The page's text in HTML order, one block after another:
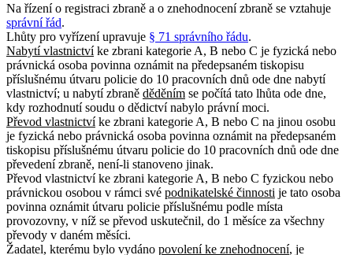
Na řízení o registraci zbraně a o znehodnocení zbraně se vztahuje
správní řád.
Lhůty pro vyřízení upravuje § 71 správního řádu.
Nabytí vlastnictvíke zbrani kategorie A, B nebo C je fyzická nebo
právnická osoba povinna oznámit na předepsaném tiskopisu
příslušnému útvaru policie do 10 pracovních dnů ode dne nabytí
vlastnictví; u nabytí zbraně děděním se počítá tato lhůta ode dne,
kdy rozhodnutí soudu o dědictví nabylo právní moci.
Převod vlastnictvíke zbrani kategorie A, B nebo C na jinou osobu
je fyzická nebo právnická osoba povinna oznámit na předepsaném
tiskopisu příslušnému útvaru policie do 10 pracovních dnů ode dne
převedení zbraně, není-li stanoveno jinak.
Převod vlastnictví ke zbrani kategorie A, B nebo C fyzickou nebo
právnickou osobou v rámci své podnikatelské činnosti je tato osoba
povinna oznámit útvaru policie příslušnému podle místa
provozovny, v níž se převod uskutečnil, do 1 měsíce za všechny
převody v daném měsíci.
Žadatel, kterému bylo vydáno povolení ke znehodnocení, je